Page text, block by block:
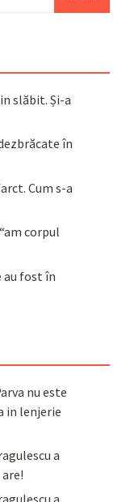
slăbit. Și-a
în
Cum s-a
corpul
au fost în
nu este
in lenjerie
a